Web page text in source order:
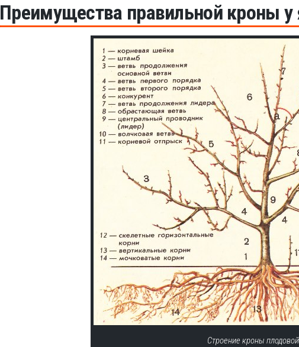
Преимущества правильной кроны у
Строение кроны